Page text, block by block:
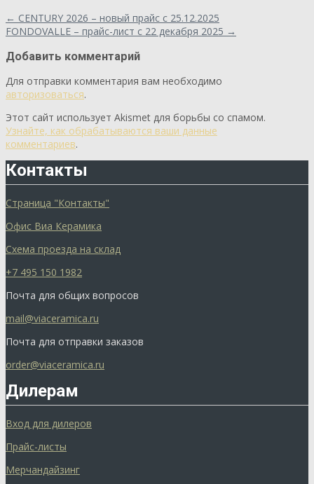
← CENTURY 2026 – новый прайс с 25.12.2025
FONDOVALLE – прайс-лист с 22 декабря 2025 →
Добавить комментарий
Для отправки комментария вам необходимо
авторизоваться.
Этот сайт использует Akismet для борьбы со спамом.
Узнайте, как обрабатываются ваши данные
комментариев.
Контакты
Страница "Контакты"
Офис Виа Керамика
Схема проезда на склад
+7 495 150 1982
Почта для общих вопросов
mail@viaceramica.ru
Почта для отправки заказов
order@viaceramica.ru
Дилерам
Вход для дилеров
Прайс-листы
Мерчандайзинг